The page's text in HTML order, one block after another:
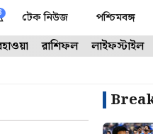
টেক নিউজ পশ্চিমবঙ্গ
রাশিফল লাইফস্টাইল